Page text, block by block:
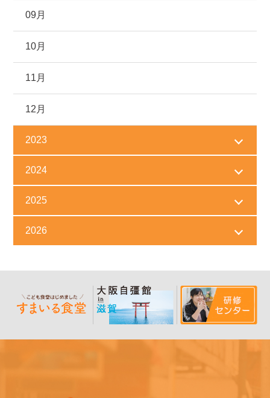
09月
10月
11月
12月
2023
2024
2025
2026